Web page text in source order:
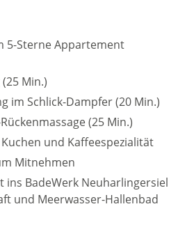
5-Sterne Appartement
Min.)
im Schlick-Dampfer (20 Min.)
(25 Min.)
und Kaffeespezialität
Mitnehmen
ins BadeWerk Neuharlingersiel
und Meerwasser-Hallenbad